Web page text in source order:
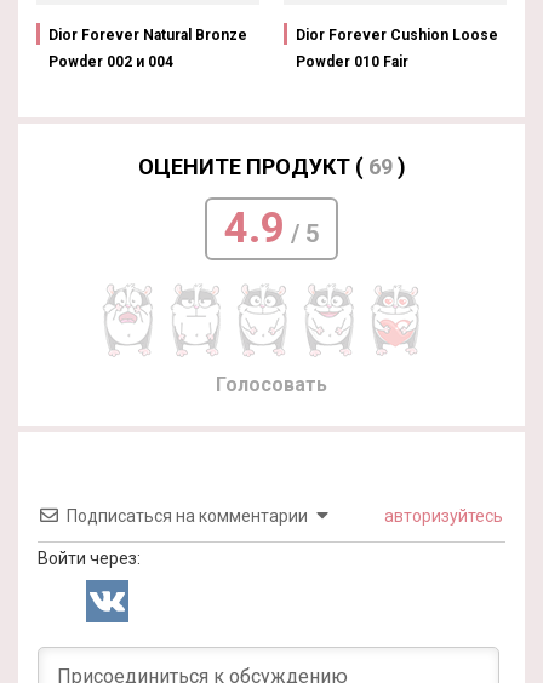
Dior Forever Natural Bronze
Powder 002 и 004
Dior Forever Cushion Loose
Powder 010 Fair
ОЦЕНИТЕ ПРОДУКТ ( 69)
4.9 / 5
Голосовать
Подписаться на комментарии авторизуйтесь
Войти через: